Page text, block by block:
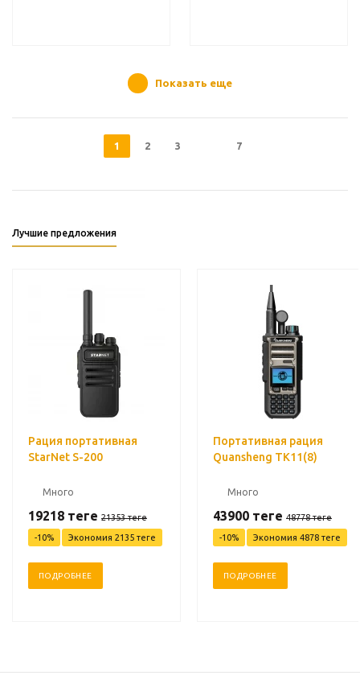
Показать еще
1 2 3 7
Лучшие предложения
Рация портативная
StarNet S-200
Много
19218 теңге 21353теңге
-10% Экономия 2135 теңге
ПОДРОБНЕЕ
Портативная рация
Quansheng TK11(8)
Много
43900 теңге 48778теңге
-10% Экономия 4878 теңге
ПОДРОБНЕЕ